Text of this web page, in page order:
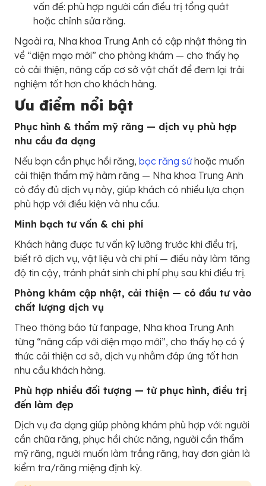
vấn đề: phù hợp người cần điều trị tổng quát
hoặc chỉnh sửa răng.
Ngoài ra, Nha khoa Trung Anh có cập nhật thông tin
về “diện mạo mới” cho phòng khám — cho thấy họ
có cải thiện, nâng cấp cơ sở vật chất để đem lại trải
nghiệm tốt hơn cho khách hàng.
Ưu điểm nổi bật
Phục hình & thẩm mỹ răng — dịch vụ phù hợp
nhu cầu đa dạng
Nếu bạn cần phục hồi răng, bọc răng sứhoặc muốn
cải thiện thẩm mỹ hàm răng — Nha khoa Trung Anh
có đầy đủ dịch vụ này, giúp khách có nhiều lựa chọn
phù hợp với điều kiện và nhu cầu.
Minh bạch tư vấn & chi phí
Khách hàng được tư vấn kỹ lưỡng trước khi điều trị,
biết rõ dịch vụ, vật liệu và chi phí — điều này làm tăng
độ tin cậy, tránh phát sinh chi phí phụ sau khi điều trị.
Phòng khám cập nhật, cải thiện — có đầu tư vào
chất lượng dịch vụ
Theo thông báo từ fanpage, Nha khoa Trung Anh
từng “nâng cấp với diện mạo mới”, cho thấy họ có ý
thức cải thiện cơ sở, dịch vụ nhằm đáp ứng tốt hơn
nhu cầu khách hàng.
Phù hợp nhiều đối tượng — từ phục hình, điều trị
đến làm đẹp
Dịch vụ đa dạng giúp phòng khám phù hợp với: người
cần chữa răng, phục hồi chức năng, người cần thẩm
mỹ răng, người muốn làm trắng răng, hay đơn giản là
kiểm tra/răng miệng định kỳ.